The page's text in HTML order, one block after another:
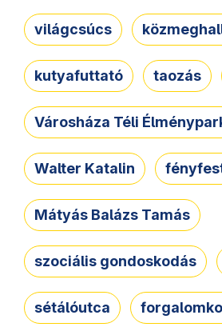
világcsúcs
kutyafuttató taozás
Városháza Téli
Walter Katalin
Mátyás Balázs Tamás
szociális gondoskodás
sétálóutca